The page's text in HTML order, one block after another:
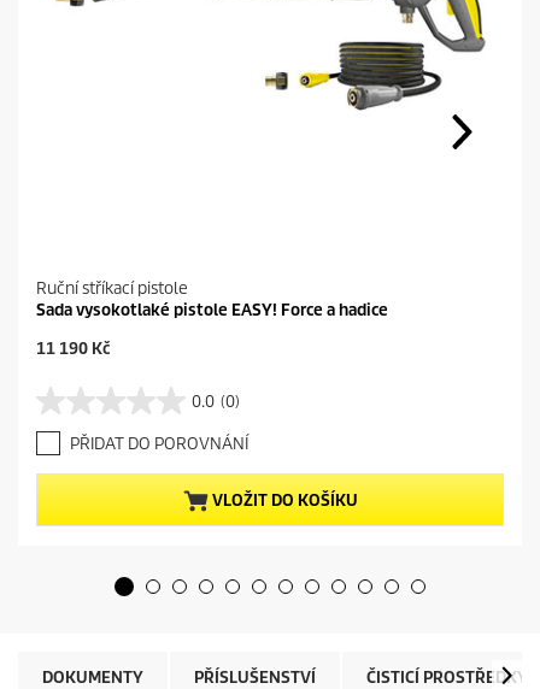
Ruční stříkací pistole
Sada vysokotlaké pistole EASY! Force a hadice
C
e
n
t
p
r
11 190 Kč
0.0 (0)
0
.
0
z
5
h
e
PŘIDAT DO POROVNÁNÍ
VLOŽIT DO KOŠÍKU
DOKUMENTY PŘÍSLUŠENSTVÍ ČISTICÍ PROSTŘEDKY